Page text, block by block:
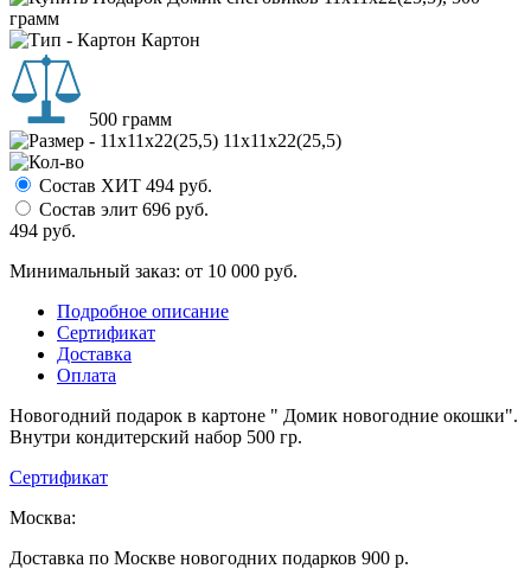
Картон
500 грамм
11х11х22(25,5)
Состав ХИТ 494 руб.
Состав элит 696 руб.
494 руб.
Минимальный заказ: от 10 000 руб.
Подробное описание
Сертификат
Доставка
Оплата
Новогодний подарок в картоне " Домик новогодние окошки".
Внутри кондитерский набор 500 гр.
Сертификат
Москва:
Доставка по Москве новогодних подарков 900 р.